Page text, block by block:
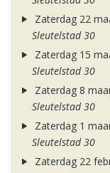
Zaterdag 22
Sleutelstad 30
Zaterdag 15
Sleutelstad 30
Zaterdag 8
Sleutelstad 30
Zaterdag 1
Sleutelstad 30
Zaterdag 22